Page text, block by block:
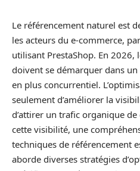
Le référencement naturel est
les acteurs du e-commerce,
utilisant PrestaShop. En 2026,
doivent se démarquer dans
en plus concurrentiel.
seulement d’améliorer la
d’attirer un trafic organique
cette visibilité, une
techniques de référencement
aborde diverses stratégies